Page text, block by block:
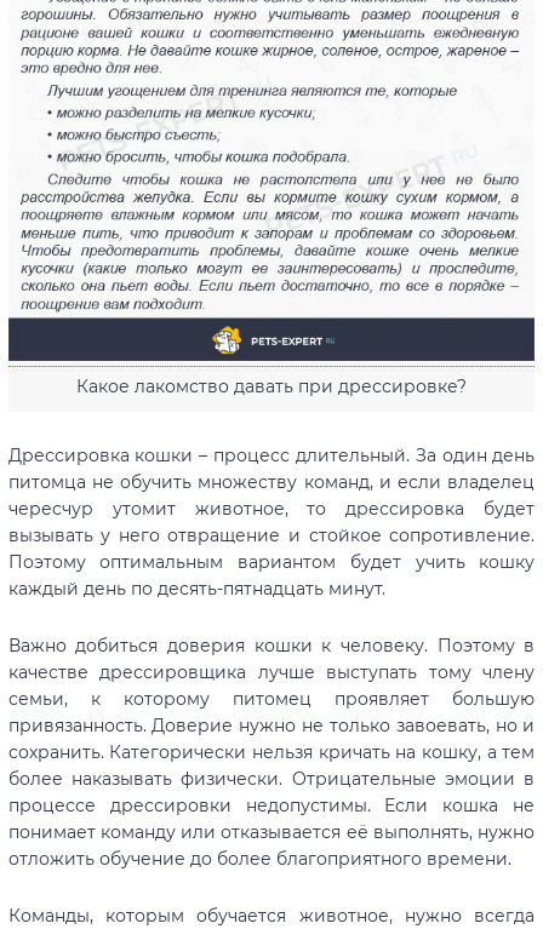
Какое лакомство давать при дрессировке?
Дрессировка кошки – процесс длительный. За один день
питомца не обучить множеству команд, и если владелец
чересчур утомит животное, то дрессировка будет
вызывать у него отвращение и стойкое сопротивление.
Поэтому оптимальным вариантом будет учить кошку
каждый день по десять-пятнадцать минут.
Важно добиться доверия кошки к человеку. Поэтому в
качестве дрессировщика лучше выступать тому члену
семьи, к которому питомец проявляет большую
привязанность. Доверие нужно не только завоевать, но и
сохранить. Категорически нельзя кричать на кошку, а тем
более наказывать физически. Отрицательные эмоции в
процессе дрессировки недопустимы. Если кошка не
понимает команду или отказывается её выполнять, нужно
отложить обучение до более благоприятного времени.
Команды, которым обучается животное, нужно всегда